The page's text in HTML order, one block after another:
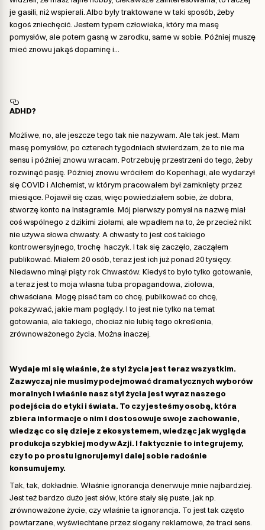
je gasili, niż wspierali. Albo były traktowane w taki sposób, żeby
kogoś zniechęcić. Jestem typem człowieka, który ma masę
pomysłów, ale potem gasną w zarodku, same w sobie. Później muszę
mieć znowu jakąś dopaminę i…
ADHD?
Możliwe, no, ale jeszcze tego tak nie nazywam. Ale tak jest. Mam
masę pomysłów, po czterech tygodniach stwierdzam, że to nie ma
sensu i później znowu wracam. Potrzebuję przestrzeni do tego, żeby
rozwinąć pasję. Później znowu wróciłem do Kopenhagi, ale wydarzył
się COVID i Alchemist, w którym pracowałem był zamknięty przez
miesiące. Pojawił się czas, więc powiedziałem sobie, że dobra,
stworzę konto na Instagramie. Mój pierwszy pomysł na nazwę miał
coś wspólnego z dzikimi ziołami, ale wpadłem na to, że przecież nikt
nie używa słowa chwasty. A chwasty to jest coś takiego
kontrowersyjnego, trochę haczyk. I tak się zaczęło, zacząłem
publikować. Miałem 20 osób, teraz jest ich już ponad 20 tysięcy.
Niedawno minął piąty rok Chwastów. Kiedyś to było tylko gotowanie,
a teraz jest to moja własna tuba propagandowa, ziołowa,
chwaściana. Mogę pisać tam co chcę, publikować co chcę,
pokazywać, jakie mam poglądy. I to jest nie tylko na temat
gotowania, ale takiego, chociaż nie lubię tego określenia,
zrównoważonego życia. Można inaczej.
Wydaje mi się właśnie, że styl życia jest teraz wszystkim.
Zazwyczaj nie musimy podejmować dramatycznych wyborów
moralnych i właśnie nasz styl życia jest wyraz naszego
podejścia do etyki i świata. To czy jesteśmy osobą, która
zbiera informacje o nim i dostosowuje swoje zachowanie,
wiedząc co się dzieje z ekosystemem, wiedząc jak wygląda
produkcja szybkiej mody w Azji. I faktycznie to integrujemy,
czy to po prostu ignorujemy i dalej sobie radośnie
konsumujemy.
Tak, tak, dokładnie. Właśnie ignorancja denerwuje mnie najbardziej.
Jest też bardzo dużo jest słów, które stały się puste, jak np.
zrównoważone życie, czy właśnie ta ignorancja. To jest tak często
powtarzane, wyświechtane przez slogany reklamowe, że traci sens.